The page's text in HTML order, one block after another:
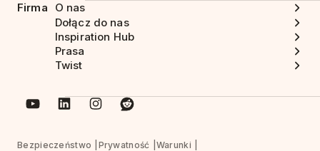
Firma
O nas
Dołącz do nas
Inspiration Hub
Prasa
Twist
Bezpieczeństwo Prywatność
Warunki